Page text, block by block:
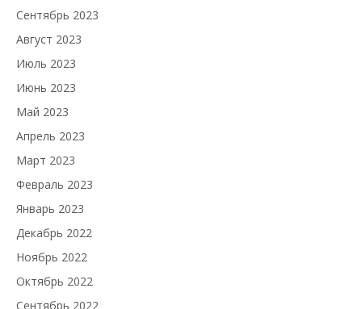
Сентябрь 2023
Август 2023
Июль 2023
Июнь 2023
Май 2023
Апрель 2023
Март 2023
Февраль 2023
Январь 2023
Декабрь 2022
Ноябрь 2022
Октябрь 2022
Сентябрь 2022